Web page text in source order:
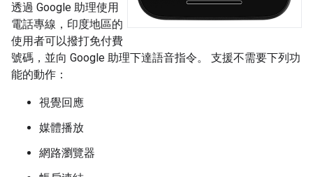
透過 Google 助理使用
電話專線，印度地區的
使用者可以撥打免付費
號碼，並向 Google 助理下達語音指令。 支援不需要下列功
能的動作：
視覺回應
媒體播放
網路瀏覽器